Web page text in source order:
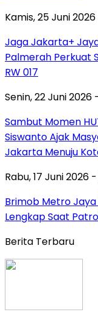
Kamis, 25 Juni 2026
Jaga Jakarta+
Palmerah Perkuat
RW 017
Senin, 22 Juni 2026
Sambut Momen
Siswanto Ajak
Jakarta Menuju
Rabu, 17 Juni 2026 -
Brimob Metro
Lengkap Saat
Berita Terbaru